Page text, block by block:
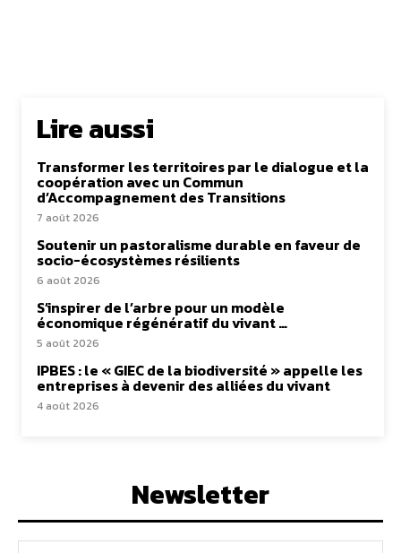
Lire aussi
Transformer les territoires par le dialogue et la
coopération avec un Commun
d’Accompagnement des Transitions
7 août 2026
Soutenir un pastoralisme durable en faveur de
socio-écosystèmes résilients
6 août 2026
S’inspirer de l’arbre pour un modèle
économique régénératif du vivant …
5 août 2026
IPBES : le « GIEC de la biodiversité » appelle les
entreprises à devenir des alliées du vivant
4 août 2026
Newsletter